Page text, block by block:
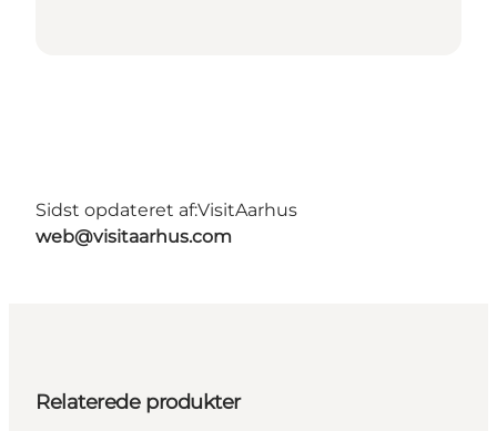
Sidst opdateret af:VisitAarhus
web@visitaarhus.com
Relaterede produkter